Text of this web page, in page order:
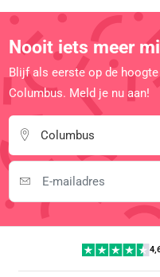
Nooit iets meer
Blijf als eerste op de
Columbus. Meld je nu aan!
Columbus